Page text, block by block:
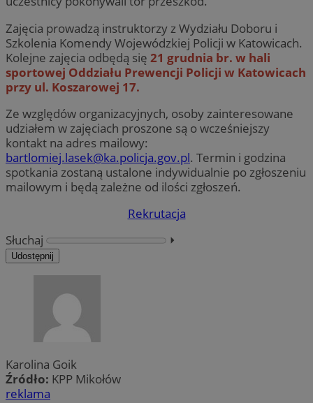
Zajęcia prowadzą instruktorzy z Wydziału Doboru i
Szkolenia Komendy Wojewódzkiej Policji w Katowicach.
Kolejne zajęcia odbędą się 21 grudnia br. w hali
sportowej Oddziału Prewencji Policji w Katowicach
przy ul. Koszarowej 17.
Ze względów organizacyjnych, osoby zainteresowane
udziałem w zajęciach proszone są o wcześniejszy
kontakt na adres mailowy:
bartlomiej.lasek@ka.policja.gov.pl. Termin i godzina
spotkania zostaną ustalone indywidualnie po zgłoszeniu
mailowym i będą zależne od ilości zgłoszeń.
Rekrutacja
Słuchaj
⏵︎
Udostępnij
Karolina Goik
Źródło: KPP Mikołów
reklama